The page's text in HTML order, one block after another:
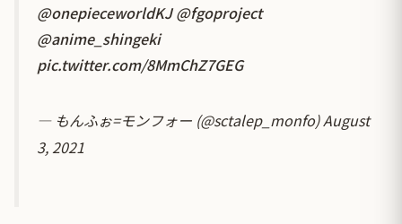
@onepieceworldKJ @fgoproject
@anime_shingeki
pic.twitter.com/8MmChZ7GEG
— もんふぉ=モンフォー (@sctalep_monfo)August
3, 2021